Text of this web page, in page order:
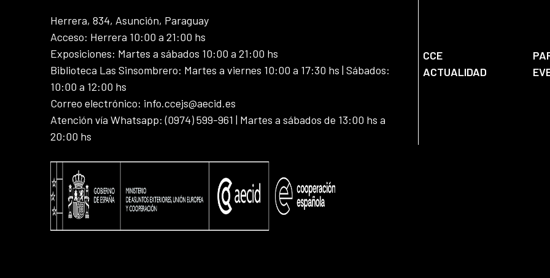
Herrera, 834, Asunción, Paraguay
Acceso: Herrera 10:00 a 21:00 hs
Exposiciones: Martes a sábados 10:00 a 21:00 hs
Biblioteca Las Sinsombrero: Martes a viernes 10:00 a 17:30 hs | Sábados:
10:00 a 12:00 hs
Correo electrónico: info.ccejs@aecid.es
Atención vía Whatsapp: (0974) 599-961 | Martes a sábados de 13:00 hs a
20:00 hs
CCE
ACTUALIDAD